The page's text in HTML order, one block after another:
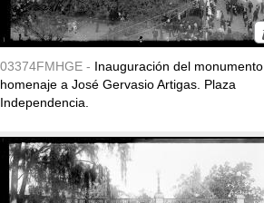
03374FMHGE - Inauguración del monumento
homenaje a José Gervasio Artigas. Plaza
Independencia.